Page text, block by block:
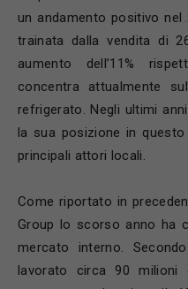
un andamento positivo
trainata dalla vendita di
aumento dell’11%
concentra attualmente
refrigerato. Negli ultimi
la sua posizione in
principali attori locali.
Come riportato in
Group lo scorso anno ha
mercato interno.
lavorato circa 90